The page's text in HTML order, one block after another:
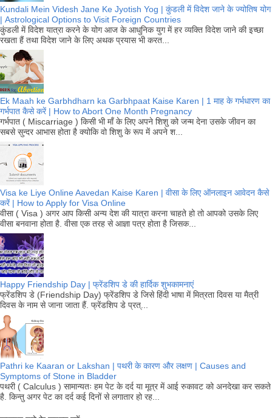
Kundali Mein Videsh Jane Ke Jyotish Yog | कुंडली में विदेश जाने के ज्योतिष योग
| Astrological Options to Visit Foreign Countries
कुंडली में विदेश यात्रा करने के योग आज के आधुनिक युग में हर व्यक्ति विदेश जाने की इच्छा
रखता हैं तथा विदेश जाने के लिए अथक प्रयास भी करत...
Ek Maah ke Garbhdharn ka Garbhpaat Kaise Karen | 1 माह के गर्भधारण का
गर्भपात कैसे करें | How to Abort One Month Pregnancy
गर्भपात ( Miscarriage ) किसी भी माँ के लिए अपने शिशु को जन्म देना उसके जीवन का
सबसे सुन्दर आभास होता है क्योकि वो शिशु के रूप में अपने श...
Visa ke Liye Online Aavedan Kaise Karen | वीसा के लिए ऑनलाइन आवेदन कैसे
करें | How to Apply for Visa Online
वीसा ( Visa ) अगर आप किसी अन्य देश की यात्रा करना चाहते हो तो आपको उसके लिए
वीसा बनवाना होता है. वीसा एक तरह से आज्ञा पत्र होता है जिसक...
Happy Friendship Day | फ्रेंडशिप डे की हार्दिक शुभकामनाएं
फ्रेंडशिप डे (Friendship Day) फ्रेंडशिप डे जिसे हिंदी भाषा में मित्रता दिवस या मैत्री
दिवस के नाम से जाना जाता हैं. फ्रेंडशिप डे प्रत्...
Pathri ke Kaaran or Lakshan | पथरी के कारण और लक्षण | Causes and
Symptoms of Stone in Bladder
पथरी ( Calculus ) सामान्यतः हम पेट के दर्द या मूत्र में आई रुकावट को अनदेखा कर सकते
है. किन्तु अगर पेट का दर्द कई दिनों से लगातार हो रह...